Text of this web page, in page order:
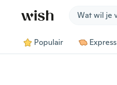
Populair Express